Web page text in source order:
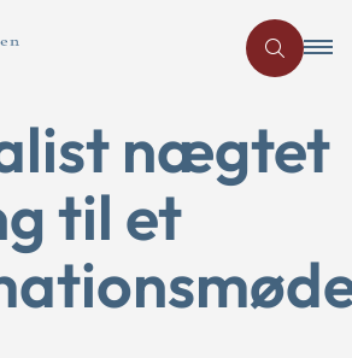
nægtet
til et